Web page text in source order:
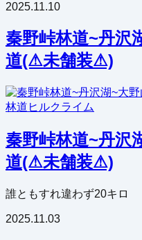
2025.11.10
秦野峠林道~丹沢
道(⚠未舗装⚠)
林道 ヒルクライム
秦野峠林道~丹沢
道(⚠未舗装⚠)
誰ともすれ違わず20キロ
2025.11.03